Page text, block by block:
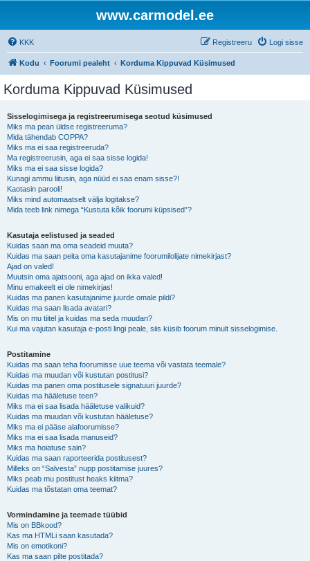
www.carmodel.ee
KKK Logi sisse
Registreeru
Kodu Foorumi pealeht Korduma Kippuvad Küsimused
Korduma Kippuvad Küsimused
Sisselogimisega ja registreerumisega seotud küsimused
Miks ma pean üldse registreeruma?
Mida tähendab COPPA?
Miks ma ei saa registreeruda?
Ma registreerusin, aga ei saa sisse logida!
Miks ma ei saa sisse logida?
Kunagi ammu liitusin, aga nüüd ei saa enam sisse?!
Kaotasin parooli!
Miks mind automaatselt välja logitakse?
Mida teeb link nimega “Kustuta kõik foorumi küpsised”?
Kasutaja eelistused ja seaded
Kuidas saan ma oma seadeid muuta?
Kuidas ma saan peita oma kasutajanime foorumilolijate nimekirjast?
Ajad on valed!
Muutsin oma ajatsooni, aga ajad on ikka valed!
Minu emakeelt ei ole nimekirjas!
Kuidas ma panen kasutajanime juurde omale pildi?
Kuidas ma saan lisada avatari?
Mis on mu tiitel ja kuidas ma seda muudan?
Kui ma vajutan kasutaja e-posti lingi peale, siis küsib foorum minult sisselogimise.
Postitamine
Kuidas ma saan teha foorumisse uue teema või vastata teemale?
Kuidas ma muudan või kustutan postitusi?
Kuidas ma panen oma postitusele signatuuri juurde?
Kuidas ma hääletuse teen?
Miks ma ei saa lisada hääletuse valikuid?
Kuidas ma muudan või kustutan hääletuse?
Miks ma ei pääse alafoorumisse?
Miks ma ei saa lisada manuseid?
Miks ma hoiatuse sain?
Kuidas ma saan raporteerida postitusest?
Milleks on “Salvesta” nupp postitamise juures?
Miks peab mu postitust heaks kiitma?
Kuidas ma tõstatan oma teemat?
Vormindamine ja teemade tüübid
Mis on BBkood?
Kas ma HTMLi saan kasutada?
Mis on emotikoni?
Kas ma saan pilte postitada?